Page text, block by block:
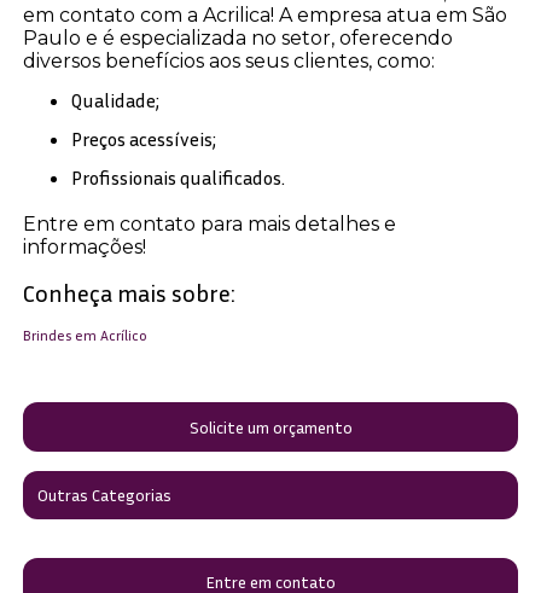
em contato com a Acrilica! A empresa atua em São
Paulo e é especializada no setor, oferecendo
diversos benefícios aos seus clientes, como:
Qualidade;
Preços acessíveis;
Profissionais qualificados.
Entre em contato para mais detalhes e
informações!
Conheça mais sobre:
Brindes em Acrílico
Solicite um orçamento
Outras Categorias
Entre em contato